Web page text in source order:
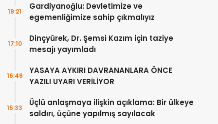
Gardiyanoğlu: Devletimize ve
egemenliğimize sahip çıkmalıyız
19:21
Dinçyürek, Dr. Şemsi Kazım için taziye
mesajı yayımladı
17:10
YASAYA AYKIRI DAVRANANLARA ÖNCE
YAZILI UYARI VERİLİYOR
16:49
Üçlü anlaşmaya ilişkin açıklama: Bir ülkeye
saldırı, üçüne yapılmış sayılacak
15:33